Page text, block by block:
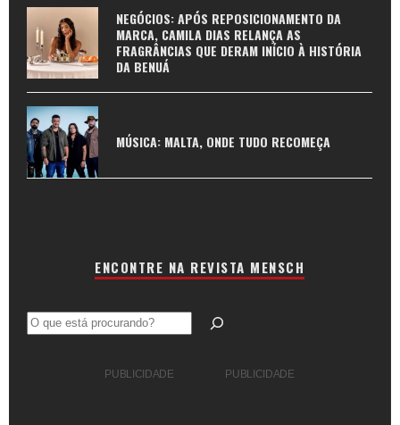
NEGÓCIOS: APÓS REPOSICIONAMENTO DA
MARCA, CAMILA DIAS RELANÇA AS
FRAGRÂNCIAS QUE DERAM INÍCIO À HISTÓRIA
DA BENUÁ
MÚSICA: MALTA, ONDE TUDO RECOMEÇA
ENCONTRE NA REVISTA MENSCH
Pesquisar
PUBLICIDADE PUBLICIDADE